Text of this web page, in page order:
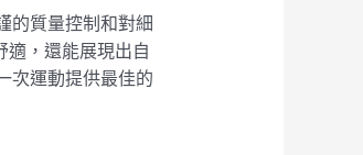
的質量控制和對細
適，還能展現出自
次運動提供最佳的